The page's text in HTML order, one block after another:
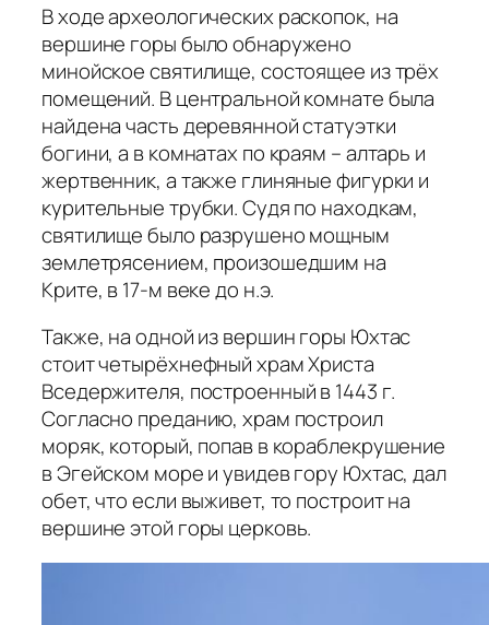
В ходе археологических раскопок, на
вершине горы было обнаружено
минойское святилище, состоящее из трёх
помещений. В центральной комнате была
найдена часть деревянной статуэтки
богини, а в комнатах по краям – алтарь и
жертвенник, а также глиняные фигурки и
курительные трубки. Судя по находкам,
святилище было разрушено мощным
землетрясением, произошедшим на
Крите, в 17-м веке до н.э.
Также, на одной из вершин горы Юхтас
стоит четырёхнефный храм Христа
Вседержителя, построенный в 1443 г.
Согласно преданию, храм построил
моряк, который, попав в кораблекрушение
в Эгейском море и увидев гору Юхтас, дал
обет, что если выживет, то построит на
вершине этой горы церковь.